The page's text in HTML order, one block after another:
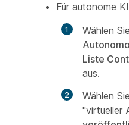
Für autonome
Wählen Sie
Liste
aus.
Wählen
"virtueller